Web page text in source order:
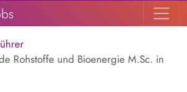
Rohstoffe und Bioenergie M.Sc. in